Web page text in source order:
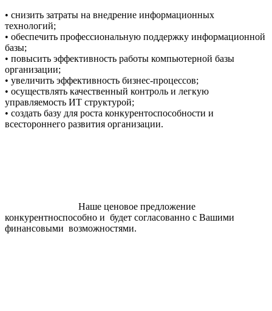
• снизить затраты на внедрение информационных
технологий;
• обеспечить профессиональную поддержку информационной
базы;
• повысить эффективность работы компьютерной базы
организации;
• увеличить эффективность бизнес-процессов;
• осуществлять качественный контроль и легкую
управляемость ИТ структурой;
• создать базу для роста конкурентоспособности и
всестороннего развития организации.
Наше ценовое предложение
конкурентноспособно и будет согласованно с Вашими
финансовыми возможностями.